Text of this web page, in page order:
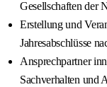
Gesellschaften der
Erstellung und
Jahresabschlüsse
Ansprechpartner
Sachverhalten und